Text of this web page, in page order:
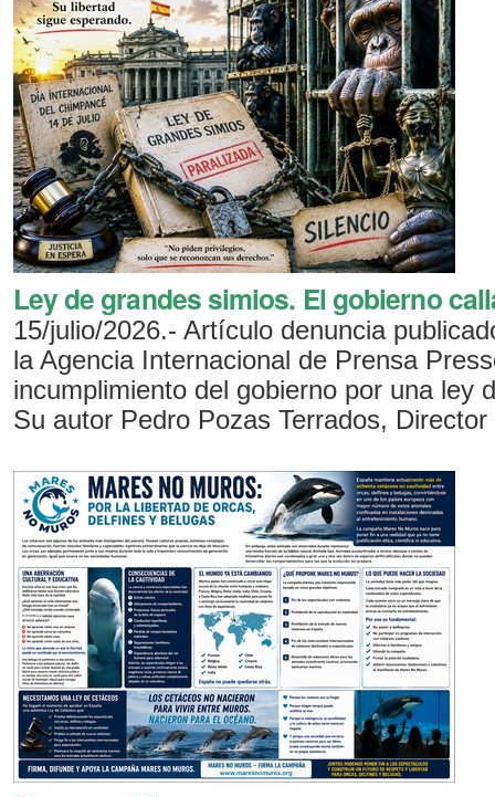
Ley de grandes simios. El gobierno
15/julio/2026.- Artículo denuncia
la Agencia Internacional de Prensa
incumplimiento del gobierno por una ley
Su autor Pedro Pozas Terrados,